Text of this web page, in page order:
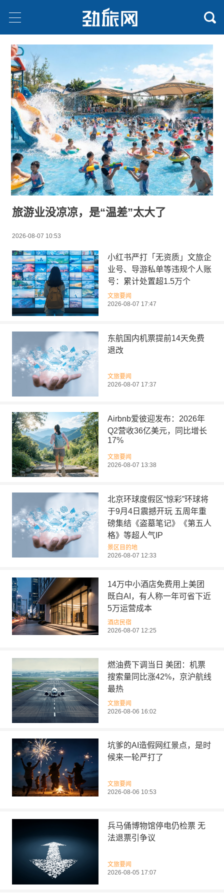
旅游业没凉凉，是“温差”太大了
2026-08-07 10:53
小红书严打「无资质」文旅企
业号、导游私单等违规个人账
号：累计处置超1.5万个
文旅要闻
2026-08-07 17:47
东航国内机票提前14天免费
退改
文旅要闻
2026-08-07 17:37
Airbnb爱彼迎发布：2026年
Q2营收36亿美元，同比增长
17%
文旅要闻
2026-08-07 13:38
北京环球度假区“惊彩”环球将
于9月4日震撼开玩 五周年重
磅集结《盗墓笔记》《第五人
格》等超人气IP
景区目的地
2026-08-07 12:33
14万中小酒店免费用上美团
既白AI，有人称一年可省下近
5万运营成本
酒店民宿
2026-08-07 12:25
燃油费下调当日 美团：机票
搜索量同比涨42%，京沪航线
最热
文旅要闻
2026-08-06 16:02
坑爹的AI造假网红景点，是时
候来一轮严打了
文旅要闻
2026-08-06 10:53
兵马俑博物馆停电仍检票 无
法退票引争议
文旅要闻
2026-08-05 17:07